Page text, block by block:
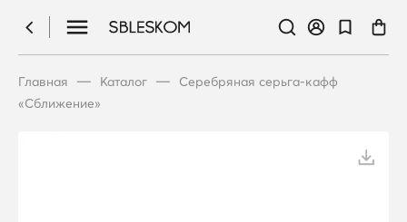
Главная — Каталог —
Серебряная серьга-кафф
«Сближение»